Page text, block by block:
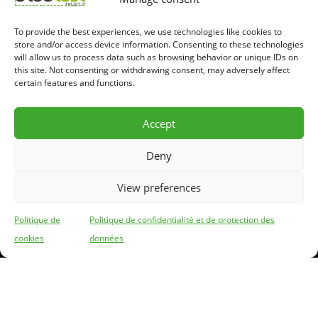
To provide the best experiences, we use technologies like cookies to
store and/or access device information. Consenting to these technologies
will allow us to process data such as browsing behavior or unique IDs on
this site. Not consenting or withdrawing consent, may adversely affect
certain features and functions.
Accept
Deny
View preferences
Politique de
cookies
Politique de confidentialité et de protection des
données
RUSSIA
SOUTH AFRICA Regulation
TPC
Politique d’utilisation de l’Intelligence Artificielle
Le Groupe CPC